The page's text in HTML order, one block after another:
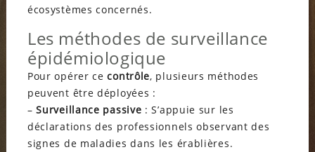
écosystèmes concernés.
Les méthodes de surveillance
épidémiologique
Pour opérer cecontrôle, plusieurs méthodes
peuvent être déployées :
–Surveillance passive : S’appuie sur les
déclarations des professionnels observant des
signes de maladies dans les érablières.